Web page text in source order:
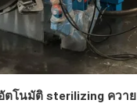
ตโนมัติ sterilizing ควาย